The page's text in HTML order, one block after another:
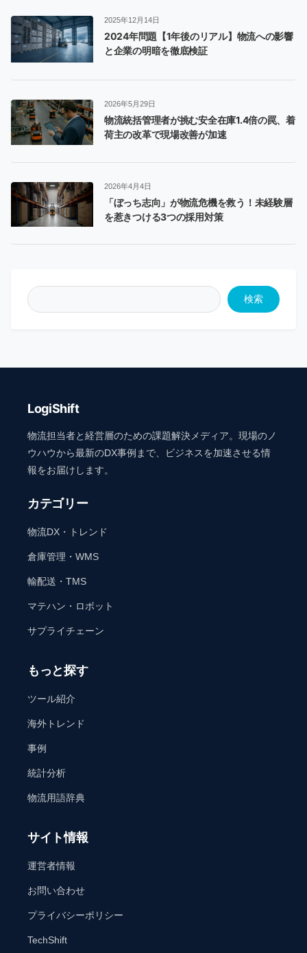
2025年12月14日
2024年問題【1年後のリアル】物流への影響
と企業の明暗を徹底検証
2026年5月29日
物流統括管理者が挑む安全在庫1.4倍の罠、着
荷主の改革で現場改善が加速
2026年4月4日
「ぼっち志向」が物流危機を救う！未経験層
を惹きつける3つの採用対策
検索
LogiShift
物流担当者と経営層のための課題解決メディア。現場のノ
ウハウから最新のDX事例まで、ビジネスを加速させる情
報をお届けします。
カテゴリー
物流DX・トレンド
倉庫管理・WMS
輸配送・TMS
マテハン・ロボット
サプライチェーン
もっと探す
ツール紹介
海外トレンド
事例
統計分析
物流用語辞典
サイト情報
運営者情報
お問い合わせ
プライバシーポリシー
TechShift